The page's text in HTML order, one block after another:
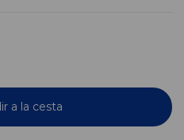
a la cesta